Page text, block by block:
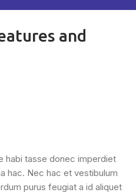
and
habi tasse donec imperdiet
hac. Nec hac et vestibulum
purus feugiat a id aliquet